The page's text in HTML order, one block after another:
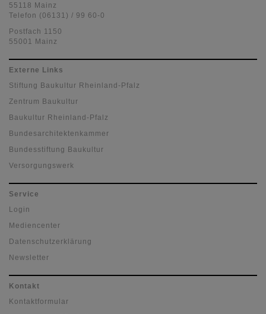
55118 Mainz
Telefon (06131) / 99 60-0
Postfach 1150
55001 Mainz
Externe Links
Stiftung Baukultur Rheinland-Pfalz
Zentrum Baukultur
Baukultur Rheinland-Pfalz
Bundesarchitektenkammer
Bundesstiftung Baukultur
Versorgungswerk
Service
Login
Mediencenter
Datenschutzerklärung
Newsletter
Kontakt
Kontaktformular